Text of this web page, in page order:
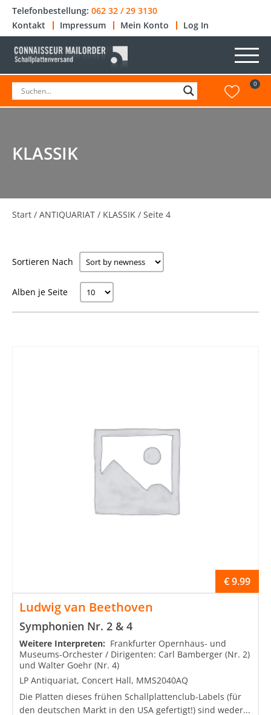
Telefonbestellung: 062 32 / 29 3130
Kontakt
Impressum Mein Konto Log In
0
KLASSIK
Start / ANTIQUARIAT / KLASSIK / Seite 4
Sortieren Nach
Alben je Seite
Ludwig van Beethoven
Symphonien Nr. 2 & 4
€9.99
Weitere Interpreten: Frankfurter Opernhaus- und
Museums-Orchester / Dirigenten: Carl Bamberger (Nr. 2)
und Walter Goehr (Nr. 4)
LP Antiquariat, Concert Hall, MMS2040AQ
Die Platten dieses frühen Schallplattenclub-Labels (für
den deutschen Markt in den USA gefertigt!) sind weder...